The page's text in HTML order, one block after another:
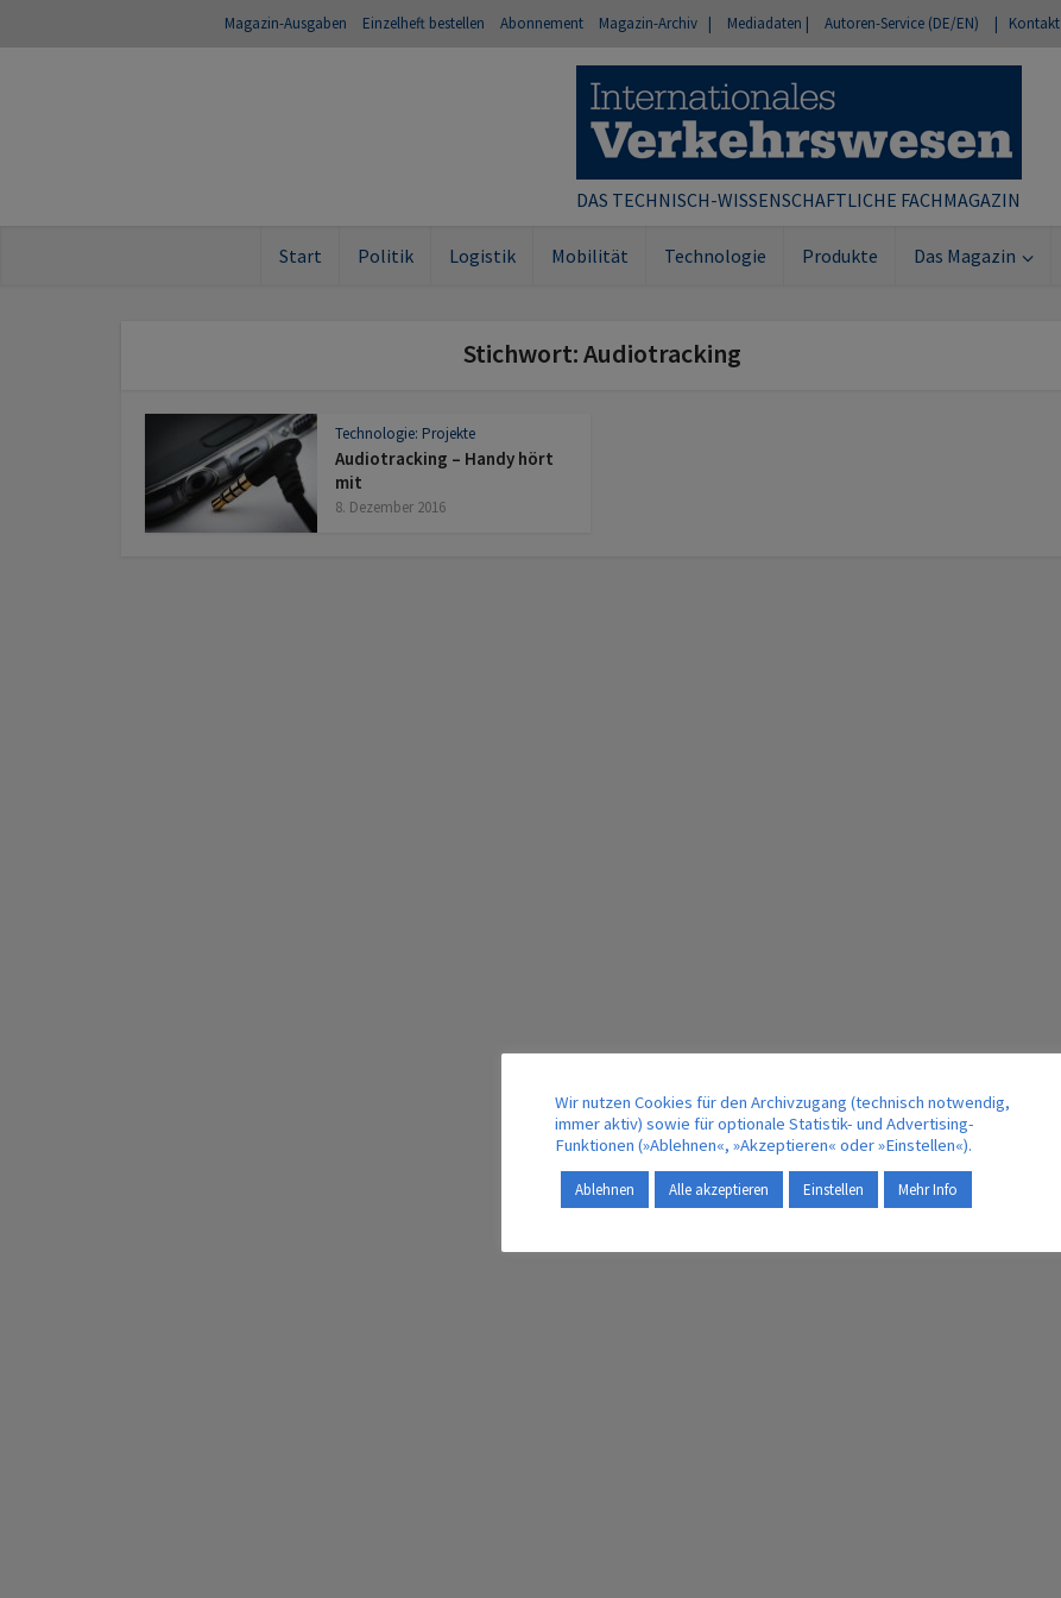
Magazin-Ausgaben Einzelheft bestellen Abonnement Magazin-Archiv | Mediadaten | Autoren-Service (DE/EN) | Kontakt
DAS TECHNISCH-WISSENSCHAFTLICHE FACHMAGAZIN
Start Politik Logistik Mobilität Technologie Produkte Das Magazin
Stichwort: Audiotracking
Technologie: Projekte
Audiotracking – Handy hört
mit
8. Dezember 2016
Wir nutzen Cookies für den Archivzugang (technisch notwendig,
immer aktiv) sowie für optionale Statistik- und Advertising-
Funktionen (»Ablehnen«, »Akzeptieren« oder »Einstellen«).
Ablehnen Alle akzeptieren Einstellen Mehr Info